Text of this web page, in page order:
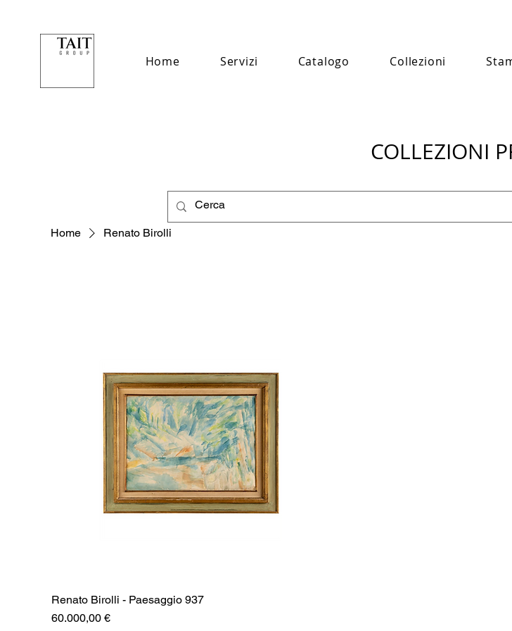
Home Servizi Catalogo Collezioni
COLLEZIONI
Home Renato Birolli
Renato Birolli - Paesaggio 937
Prezzo
60.000,00 €